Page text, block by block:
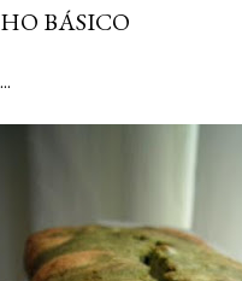
BÁSICO
...